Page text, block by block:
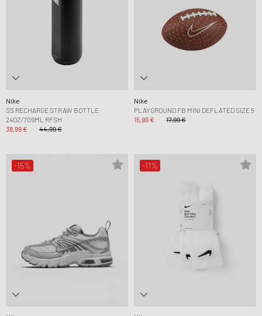
Nike
SS RECHARGE STRAW BOTTLE
24OZ/709ML RFSH
38,99 €
44,99 €
Nike
PLAYGROUND FB MINI DEFLATED SIZE 5
15,99 €
17,99 €
-15% -11%